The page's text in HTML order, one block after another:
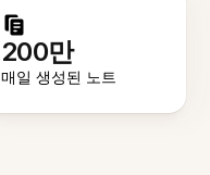
200만
매일 생성된 노트